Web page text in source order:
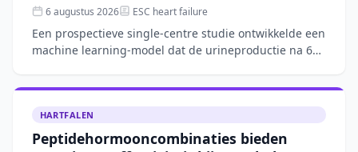
6 augustus 2026 ESC heart failure
Een prospectieve single-centre studie ontwikkelde een
machine learning-model dat de urineproductie na 6
HARTFALEN
Peptidehormooncombinaties bieden